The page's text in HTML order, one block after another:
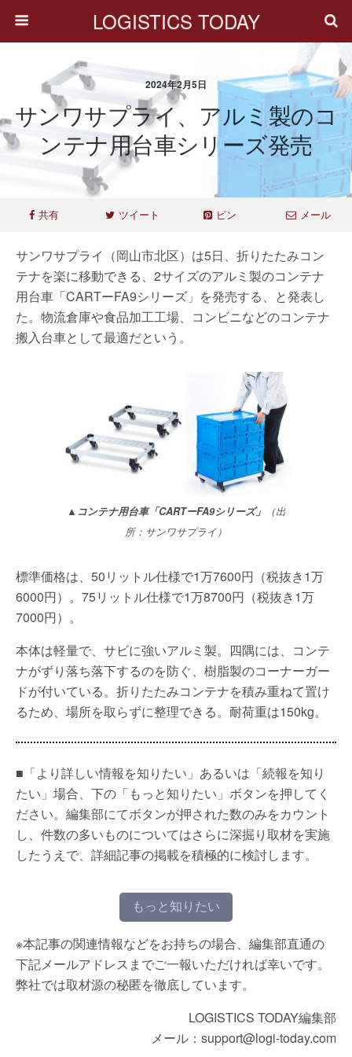
LOGISTICS TODAY
2024年2月5日
サンワサプライ、アルミ製のコ
ンテナ用台車シリーズ発売
共有 ツイート ピン メール
サンワサプライ（岡山市北区）は5日、折りたたみコン
テナを楽に移動できる、2サイズのアルミ製のコンテナ
用台車「CARTーFA9シリーズ」を発売する、と発表し
た。物流倉庫や食品加工工場、コンビニなどのコンテナ
搬入台車として最適だという。
▲コンテナ用台車「CARTーFA9シリーズ」
（出
所：サンワサプライ）
標準価格は、50リットル仕様で1万7600円（税抜き1万
6000円）。75リットル仕様で1万8700円（税抜き1万
7000円）。
本体は軽量で、サビに強いアルミ製。四隅には、コンテ
ナがずり落ち落下するのを防ぐ、樹脂製のコーナーガー
ドが付いている。折りたたみコンテナを積み重ねて置け
るため、場所を取らずに整理できる。耐荷重は150kg。
■「より詳しい情報を知りたい」あるいは「続報を知り
たい」場合、下の「もっと知りたい」ボタンを押してく
ださい。編集部にてボタンが押された数のみをカウント
し、件数の多いものについてはさらに深掘り取材を実施
したうえで、詳細記事の掲載を積極的に検討します。
もっと知りたい
※本記事の関連情報などをお持ちの場合、編集部直通の
下記メールアドレスまでご一報いただければ幸いです。
弊社では取材源の秘匿を徹底しています。
LOGISTICS TODAY編集部
メール：support@logi-today.com